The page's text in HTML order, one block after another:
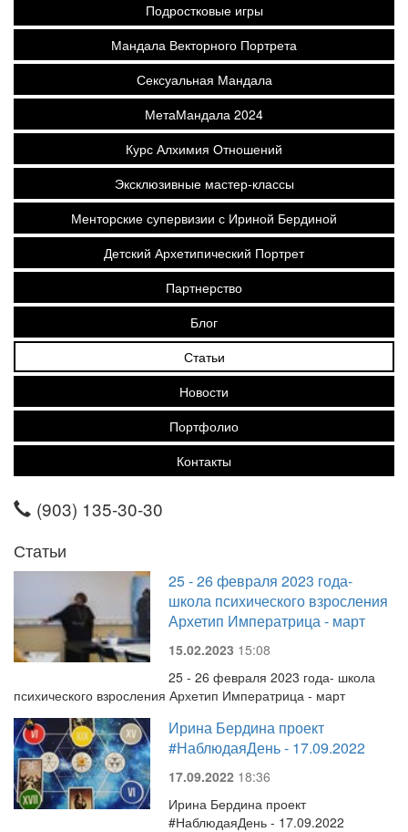
Подростковые игры
Мандала Векторного Портрета
Сексуальная Мандала
МетаМандала 2024
Курс Алхимия Отношений
Эксклюзивные мастер-классы
Менторские супервизии с Ириной Бердиной
Детский Архетипический Портрет
Партнерство
Блог
Статьи
Новости
Портфолио
Контакты
(903) 135-30-30
Статьи
25 - 26 февраля 2023 года-
школа психического взросления
Архетип Императрица - март
15.02.2023 15:08
25 - 26 февраля 2023 года- школа
психического взросления Архетип Императрица - март
Ирина Бердина проект
#НаблюдаяДень - 17.09.2022
17.09.2022 18:36
Ирина Бердина проект
#НаблюдаяДень - 17.09.2022